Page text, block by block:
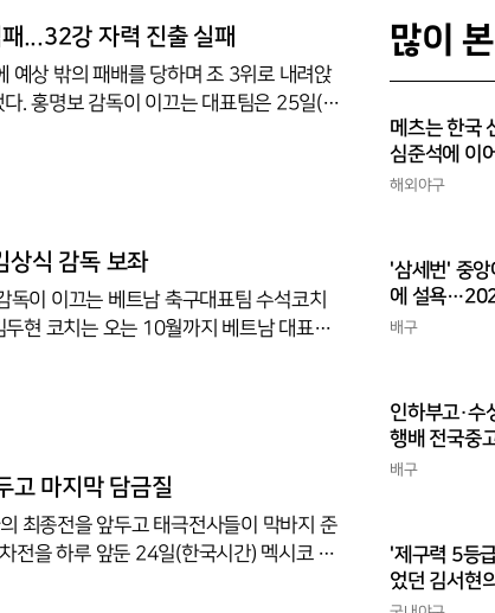
...32강 자력 진출 실패
예상 밖의 패배를 당하며 조 3위로 내려앉
. 홍명보 감독이 이끄는 대표팀은 25일(한
국은 이날 패배로 1승 2패(승점 3)에 그
8팀도 진출하기 때문이다. 한국은 이
상식 감독 보좌
이 이끄는 베트남 축구대표팀 수석코치
현 코치는 오는 10월까지 베트남 대표팀
월드컵을 포함해 A매치 62경기를 뛰었
을 맞췄고, 전북에서는 감독과 수석코치
고 마지막 담금질
최종전을 앞두고 태극전사들이 막바지 준
전을 하루 앞둔 24일(한국시간) 멕시코 누
많이
메츠는 한국
심준석에 이
출...심준석은
해외야구
'삼세번' 중
에 설욕
배 전국중고
배구
인하부고·수
행배 전국중
부 결승 격돌
배구
'제구력 5등
었던 김서현
합검진표'에